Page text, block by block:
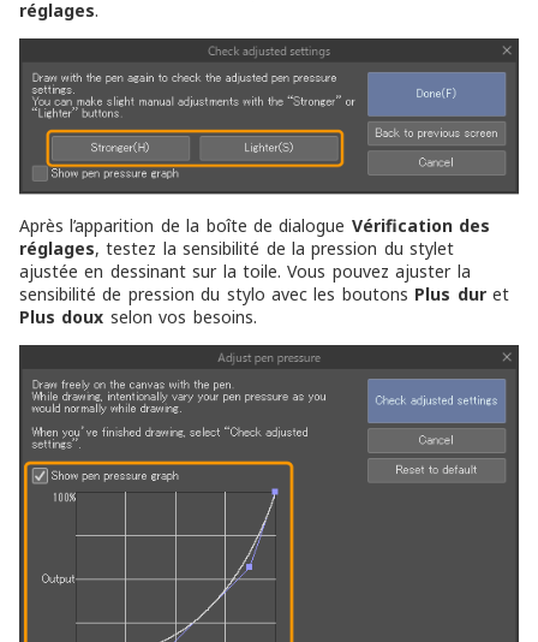
réglages.
Après l’apparition de la boîte de dialogue Vérification des
réglages, testez la sensibilité de la pression du stylet
ajustée en dessinant sur la toile. Vous pouvez ajuster la
sensibilité de pression du stylo avec les boutons Plus duret
Plus doux selon vos besoins.